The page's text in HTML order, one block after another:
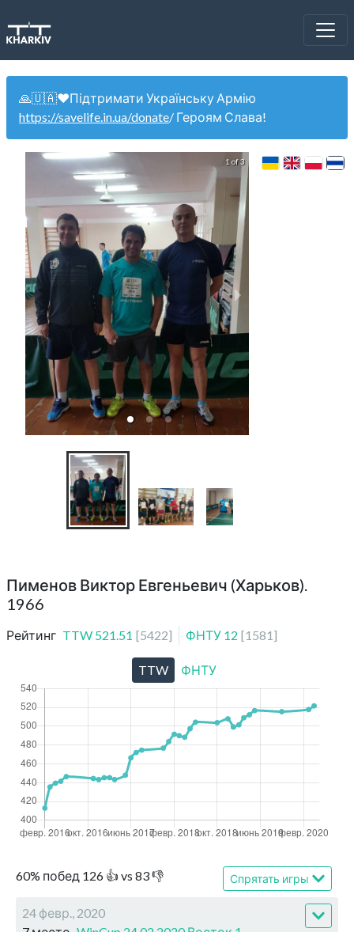
🙏🇺🇦❤️Підтримати Українську Армію
https://savelife.in.ua/donate/ Героям Слава!
1 of 3
Пименов Виктор Евгеньевич (Харьков).
1966
Рейтинг TTW 521.51 [5422] ФНТУ 12 [1581 ]
60% побед 126 👍 vs 83👎 Спрятать игры
24 февр., 2020
TTW ФНТУ